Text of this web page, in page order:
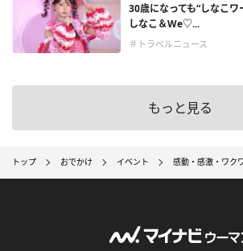
30歳になっても“しなこ
しなこ＆We♡...
＃トラベルニュース
もっと見る
トップ おでかけ イベント 感動・感激・ワク